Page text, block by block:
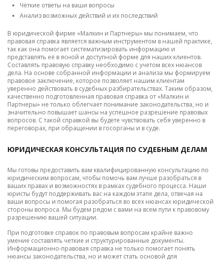
Чёткие ответы на ваши вопросы
Анализ возможных действий и их последствий
В юридической фирме «Малкин и Партнеры» мы понимаем, что
правовая справка является важным инструментом в нашей практике,
так как она помогает систематизировать информацию и
представлять её в ясной и доступной форме для наших клиентов.
Составлять правовую справку необходимо с учетом всех нюансов
дела. На основе собранной информации и анализа мы формируем
правовое заключение, которое позволяет нашим клиентам
уверенно действовать в судебных разбирательствах. Таким образом,
качественно подготовленная правовая справка от «Малкин и
Партнеры» не только облегчает понимание законодательства, но и
значительно повышает шансы на успешное разрешение правовых
вопросов. С такой справкой вы будете чувствовать себя уверенно в
переговорах, при обращении в госорганы и в суде.
ЮРИДИЧЕСКАЯ КОНСУЛЬТАЦИЯ ПО СУДЕБНЫМ ДЕЛАМ
Мы готовы предоставить вам квалифицированную консультацию по
юридическим вопросам, чтобы помочь вам лучше разобраться в
ваших правах и возможностях в рамках судебного процесса. Наши
юристы будут поддерживать вас на каждом этапе дела, отвечая на
ваши вопросы и помогая разобраться во всех нюансах юридической
стороны вопроса. Мы будем рядом с вами на всем пути к правовому
разрешению вашей ситуации.
При подготовке справок по правовым вопросам крайне важно
умение составлять четкие и структурированные документы.
Информационно-правовая справка не только помогает понять
нюансы законодательства, но и может стать основой для